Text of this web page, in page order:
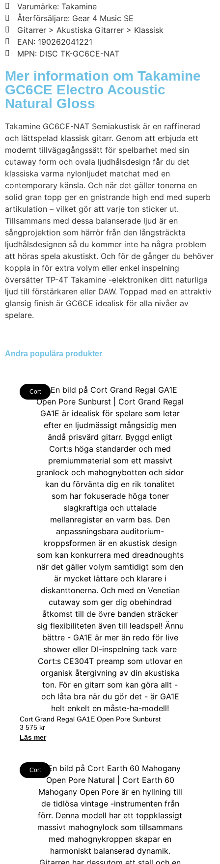
Varumärke: Takamine
Återförsäljare: Gear 4 Music SE
Gitarrer > Akustiska Gitarrer > Klassisk
EAN: 190262041221
MPN: DISC TK-GC6CE-NAT
Mer information om Takamine
GC6CE Electro Acoustic
Natural Gloss
Takamine GC6CE-NAT Semiakustisk är en raffinerad
och lättspelad klassisk gitarr. Genom att erbjuda ett
modernt tillvägagångssätt för spelbarhet med sin
cutaway form och ovala ljudhålsdesign får du det
klassiska varma nylonljudet matchat med en
contemporary känsla. Och när det gäller tonerna en
solid gran topp ger en gnistrande high end med superb
artikulation – vilket gör att varje ton sticker ut.
Tillsammans med dessa balanserade ljud är en
sångprojektion som härrör från den långsträckta
ljudhålsdesignen så du kommer inte ha några problem
att höras spela akustiskt. Och för de gånger du behöver
koppla in för extra volym eller enkel inspelning
översätter TP-4T Takamine -elektroniken ditt naturliga
ljud till förstärkaren eller DAW. Toppad med en attraktiv
glansig finish är GC6CE idealisk för alla nivåer av
spelare.
Andra populära produkter
Cort
Cort Grand Regal GA1E Open Pore Sunburst
3 575 kr
Läs mer
Cort